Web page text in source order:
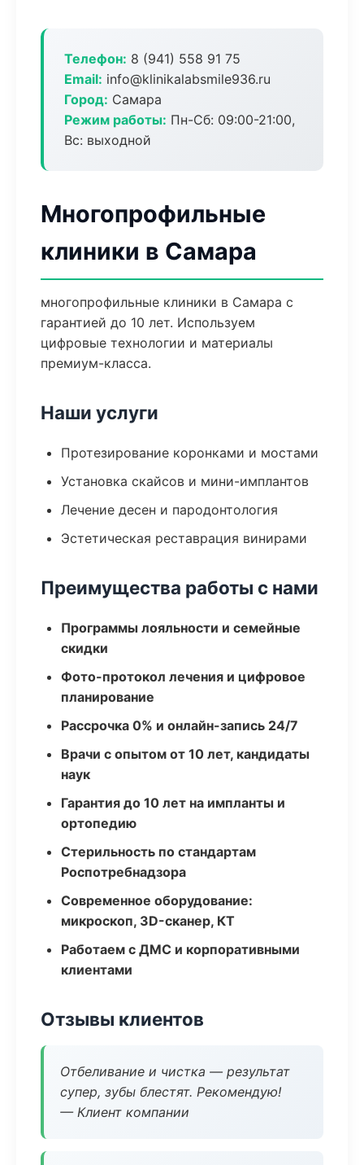
Телефон: 8 (941) 558 91 75
Email: info@klinikalabsmile936.ru
Город: Самара
Режим работы: Пн-Сб: 09:00-21:00,
Вс: выходной
Многопрофильные
клиники в Самара
многопрофильные клиники в Самара с
гарантией до 10 лет. Используем
цифровые технологии и материалы
премиум-класса.
Наши услуги
Протезирование коронками и мостами
Установка скайсов и мини-имплантов
Лечение десен и пародонтология
Эстетическая реставрация винирами
Преимущества работы с нами
Программы лояльности и семейные
скидки
Фото-протокол лечения и цифровое
планирование
Рассрочка 0% и онлайн-запись 24/7
Врачи с опытом от 10 лет, кандидаты
наук
Гарантия до 10 лет на импланты и
ортопедию
Стерильность по стандартам
Роспотребнадзора
Современное оборудование:
микроскоп, 3D-сканер, КТ
Работаем с ДМС и корпоративными
клиентами
Отзывы клиентов
Отбеливание и чистка — результат
супер, зубы блестят. Рекомендую!
— Клиент компании